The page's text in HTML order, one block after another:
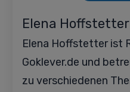
Elena Hoffstetter
Elena Hoffstetter ist
Goklever.de und
zu verschiedenen